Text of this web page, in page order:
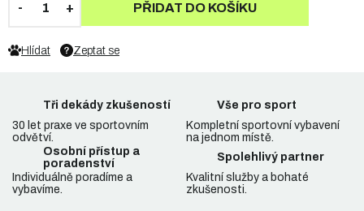
PŘIDAT DO KOŠÍKU
Zeptat se
Hlídat
Tři dekády zkušeností
30 let praxe ve sportovním
odvětví.
Vše pro sport
Kompletní sportovní vybavení
na jednom místě.
Osobní přístup a
poradenství
Individuálně poradíme a
vybavíme.
Spolehlivý partner
Kvalitní služby a bohaté
zkušenosti.